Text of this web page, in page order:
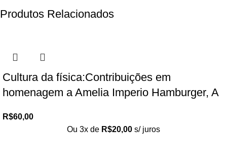
Produtos Relacionados
Cultura da física:Contribuições em
homenagem a Amelia Imperio Hamburger, A
R$60,00
Ou 3x de R$20,00 s/ juros